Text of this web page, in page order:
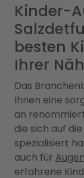
Kinder-
besten
Ihrer
Das
Ihnen eine
an
die sich auf
spezialisiert
auch für
erfahrene